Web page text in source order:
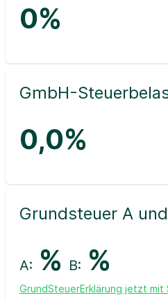
0%
GmbH-
0,0%
Grundsteuer A
A: % B: %
GrundSteuerErklärung jetzt